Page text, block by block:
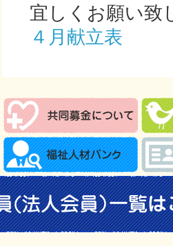
宜しくお願い致
４月献立表